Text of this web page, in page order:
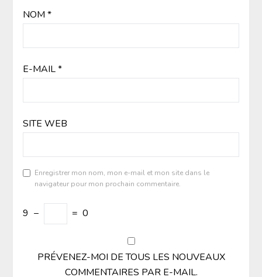
NOM *
E-MAIL*
SITE WEB
Enregistrer mon nom, mon e-mail et mon site dans le
navigateur pour mon prochain commentaire.
9 − = 0
PRÉVENEZ-MOI DE TOUS LES NOUVEAUX
COMMENTAIRES PAR E-MAIL.